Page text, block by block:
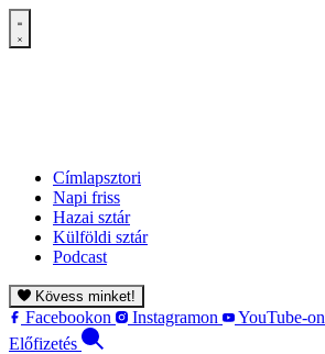
Címlapsztori
Napi friss
Hazai sztár
Külföldi sztár
Podcast
Kövess minket!
Facebookon Instagramon YouTube-on
Előfizetés